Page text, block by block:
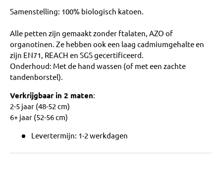
Samenstelling: 100% biologisch katoen.
Alle petten zijn gemaakt zonder ftalaten, AZO of
organotinen. Ze hebben ook een laag cadmiumgehalte en
zijn EN71, REACH en SGS gecertificeerd.
Onderhoud: Met de hand wassen (of met een zachte
tandenborstel).
Verkrijgbaar in 2 maten:
2-5 jaar (48-52 cm)
6+ jaar (52-56 cm)
Levertermijn: 1-2 werkdagen